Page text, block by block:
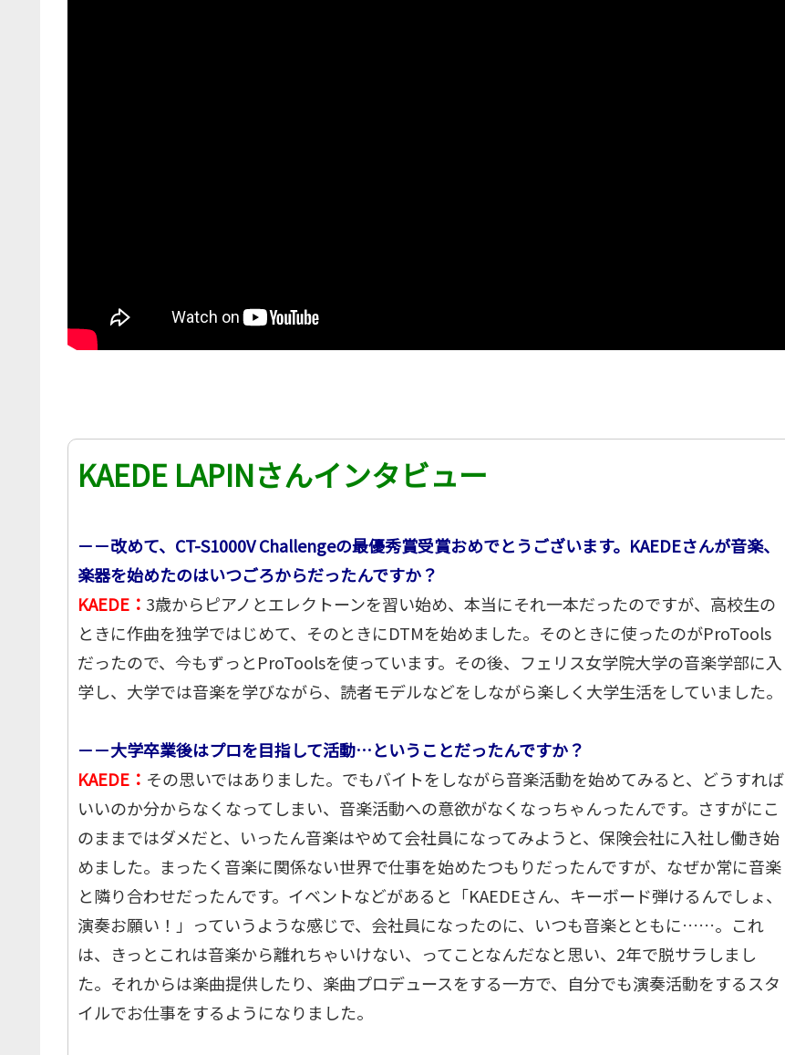
KAEDE LAPINさんインタビュー
－－改めて、CT-S1000V Challengeの最優秀賞受賞おめでとうございます。KAEDEさんが音楽、
楽器を始めたのはいつごろからだったんですか？
KAEDE： 3歳からピアノとエレクトーンを習い始め、本当にそれ一本だったのですが、高校生の
ときに作曲を独学ではじめて、そのときにDTMを始めました。そのときに使ったのがProTools
だったので、今もずっとProToolsを使っています。その後、フェリス女学院大学の音楽学部に入
学し、大学では音楽を学びながら、読者モデルなどをしながら楽しく大学生活をしていました。
－－大学卒業後はプロを目指して活動…ということだったんですか？
KAEDE： その思いではありました。でもバイトをしながら音楽活動を始めてみると、どうすれば
いいのか分からなくなってしまい、音楽活動への意欲がなくなっちゃんったんです。さすがにこ
のままではダメだと、いったん音楽はやめて会社員になってみようと、保険会社に入社し働き始
めました。まったく音楽に関係ない世界で仕事を始めたつもりだったんですが、なぜか常に音楽
と隣り合わせだったんです。イベントなどがあると「KAEDEさん、キーボード弾けるんでしょ、
演奏お願い！」っていうような感じで、会社員になったのに、いつも音楽とともに……。これ
は、きっとこれは音楽から離れちゃいけない、ってことなんだなと思い、2年で脱サラしまし
た。それからは楽曲提供したり、楽曲プロデュースをする一方で、自分でも演奏活動をするスタ
イルでお仕事をするようになりました。